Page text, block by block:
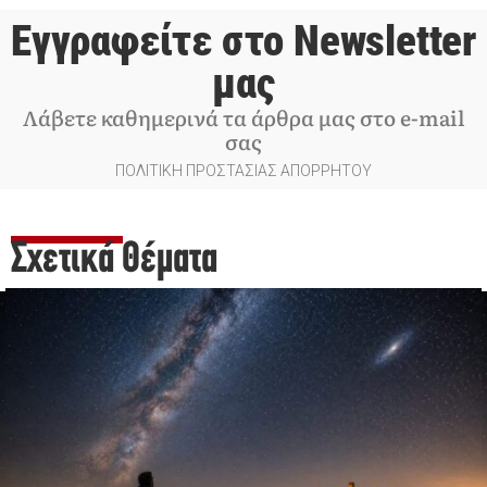
Εγγραφείτε στο Newsletter
μας
Λάβετε καθημερινά τα άρθρα μας στο e-mail
σας
ΠΟΛΙΤΙΚΗ ΠΡΟΣΤΑΣΙΑΣ ΑΠΟΡΡΗΤΟΥ
Σχετικά Θέματα